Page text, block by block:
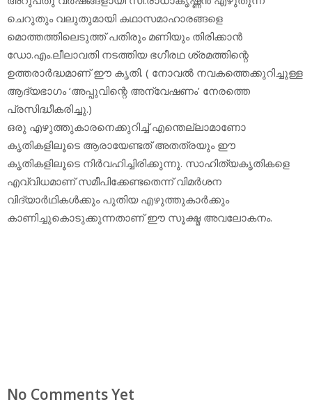
ചെറുതും വലുതുമായി കഥാസമാഹാരങ്ങളെ
മൊത്തത്തിലെടുത്ത് പതിരും മണിയും തിരിക്കാന്‍
ഡോ.എം.ലീലാവതി നടത്തിയ ഭഗീരഥ ശ്രമത്തിന്റെ
ഉത്തരാര്‍ദ്ധമാണ് ഈ കൃതി. ( നോവല്‍ നവകത്തെക്കുറിച്ചുള്ള
ആദ്യഭാഗം ‘അപ്പുവിന്റെ അന്വേഷണം’ നേരത്തെ
പ്രസിദ്ധീകരിച്ചു.)
ഒരു എഴുത്തുകാരനെക്കുറിച്ച് എന്തെല്ലാമാണോ
കൃതികളിലൂടെ ആരായേണ്ടത് അതത്രയും ഈ
കൃതികളിലൂടെ നിര്‍വഹിച്ചിരിക്കുന്നു. സാഹിത്യകൃതികളെ
എവ്വിധമാണ് സമീപിക്കേണ്ടതെന്ന് വിമര്‍ശന
വിദ്യാര്‍ഥികള്‍ക്കും പുതിയ എഴുത്തുകാര്‍ക്കും
കാണിച്ചുകൊടുക്കുന്നതാണ് ഈ സൂക്ഷ്മ അവലോകനം.
No Comments Yet